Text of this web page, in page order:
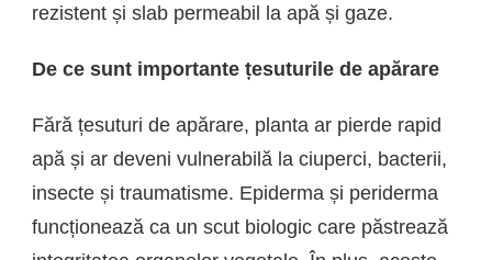
rezistent și slab permeabil la apă și gaze.
De ce sunt importante țesuturile de apărare
Fără țesuturi de apărare, planta ar pierde rapid
apă și ar deveni vulnerabilă la ciuperci, bacterii,
insecte și traumatisme. Epiderma și periderma
funcționează ca un scut biologic care păstrează